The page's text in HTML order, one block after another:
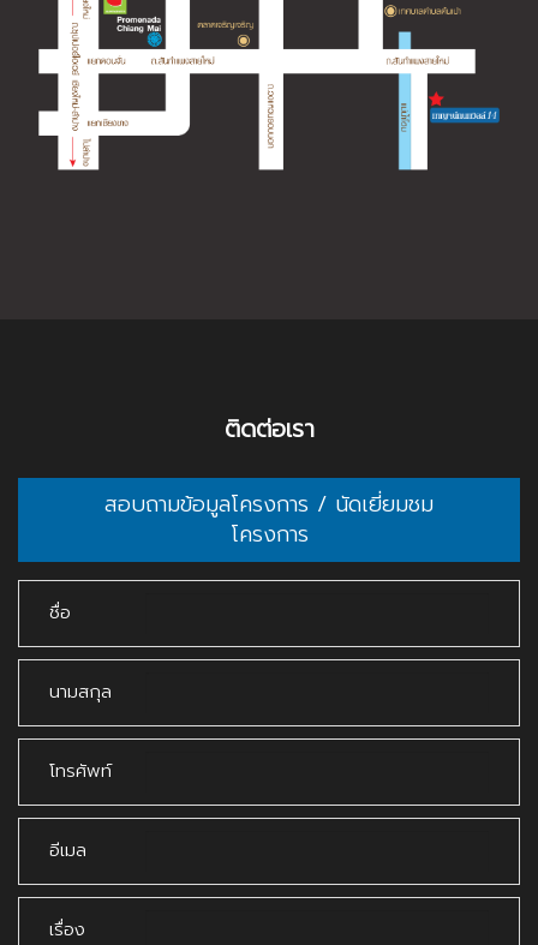
ติดต่อเรา
สอบถามข้อมูลโครงการ / นัดเยี่ยมชม
โครงการ
ชื่อ
นามสกุล
โทรศัพท์
อีเมล
เรื่อง